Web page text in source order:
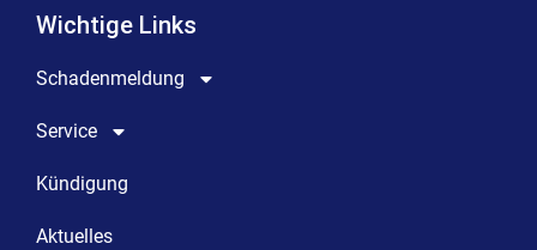
Wichtige Links
Schadenmeldung
Service
Kündigung
Aktuelles